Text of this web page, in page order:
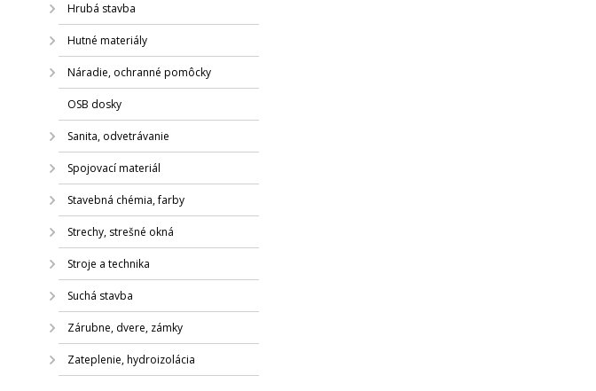
Hrubá stavba
Hutné materiály
Náradie, ochranné pomôcky
OSB dosky
Sanita, odvetrávanie
Spojovací materiál
Stavebná chémia, farby
Strechy, strešné okná
Stroje a technika
Suchá stavba
Zárubne, dvere, zámky
Zateplenie, hydroizolácia